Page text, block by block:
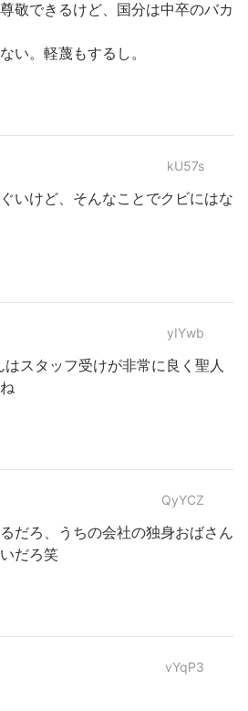
敬できるけど、国分は中卒のバカ
い。軽蔑もするし。
kU57s
いけど、そんなことでクビにはな
yIYwb
スタッフ受けが非常に良く聖人
QyYCZ
だろ、うちの会社の独身おばさん
だろ笑
vYqP3